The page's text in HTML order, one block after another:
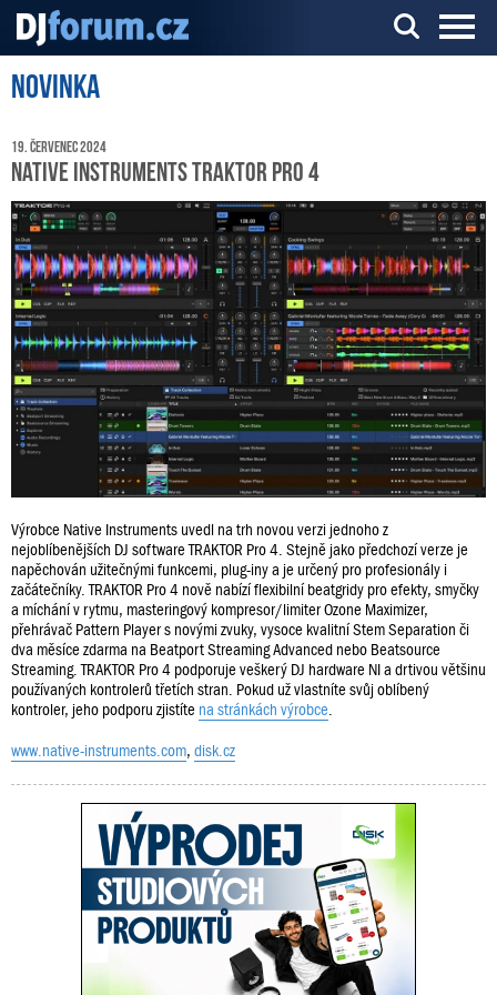
Server o DJ technice a DJingu
Novinka
19. červenec 2024
Native Instruments TRAKTOR Pro 4
Výrobce Native Instruments uvedl na trh novou verzi jednoho z
nejoblíbenějších DJ software TRAKTOR Pro 4. Stejně jako předchozí verze je
napěchován užitečnými funkcemi, plug-iny a je určený pro profesionály i
začátečníky. TRAKTOR Pro 4 nově nabízí flexibilní beatgridy pro efekty, smyčky
a míchání v rytmu, masteringový kompresor/limiter Ozone Maximizer,
přehrávač Pattern Player s novými zvuky, vysoce kvalitní Stem Separation či
dva měsíce zdarma na Beatport Streaming Advanced nebo Beatsource
Streaming. TRAKTOR Pro 4 podporuje veškerý DJ hardware NI a drtivou většinu
používaných kontrolerů třetích stran. Pokud už vlastníte svůj oblíbený
kontroler, jeho podporu zjistíte na stránkách výrobce
www.native-instruments.com, disk.cz